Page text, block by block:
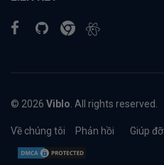
© 2026 Viblo . All rights reserved.
Về chúng tôi Phản hồi Giúp đỡ